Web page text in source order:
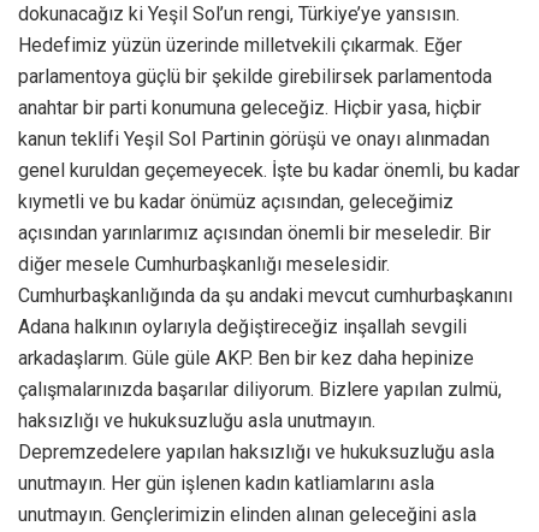
dokunacağız ki Yeşil Sol’un rengi, Türkiye’ye yansısın.
Hedefimiz yüzün üzerinde milletvekili çıkarmak. Eğer
parlamentoya güçlü bir şekilde girebilirsek parlamentoda
anahtar bir parti konumuna geleceğiz. Hiçbir yasa, hiçbir
kanun teklifi Yeşil Sol Partinin görüşü ve onayı alınmadan
genel kuruldan geçemeyecek. İşte bu kadar önemli, bu kadar
kıymetli ve bu kadar önümüz açısından, geleceğimiz
açısından yarınlarımız açısından önemli bir meseledir. Bir
diğer mesele Cumhurbaşkanlığı meselesidir.
Cumhurbaşkanlığında da şu andaki mevcut cumhurbaşkanını
Adana halkının oylarıyla değiştireceğiz inşallah sevgili
arkadaşlarım. Güle güle AKP. Ben bir kez daha hepinize
çalışmalarınızda başarılar diliyorum. Bizlere yapılan zulmü,
haksızlığı ve hukuksuzluğu asla unutmayın.
Depremzedelere yapılan haksızlığı ve hukuksuzluğu asla
unutmayın. Her gün işlenen kadın katliamlarını asla
unutmayın. Gençlerimizin elinden alınan geleceğini asla